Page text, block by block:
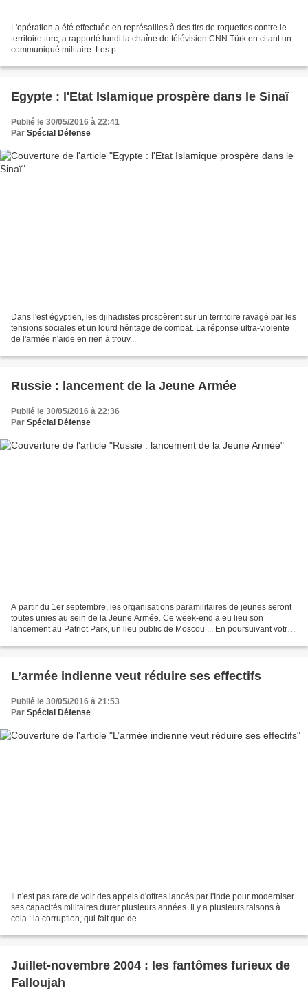
L'opération a été effectuée en représailles à des tirs de roquettes contre le
territoire turc, a rapporté lundi la chaîne de télévision CNN Türk en citant un
communiqué militaire. Les p...
Egypte : l'Etat Islamique prospère dans le Sinaï
Publié le 30/05/2016 à 22:41
Par Spécial Défense
Dans l'est égyptien, les djihadistes prospèrent sur un territoire ravagé par les
tensions sociales et un lourd héritage de combat. La réponse ultra-violente
de l'armée n'aide en rien à trouv...
Russie : lancement de la Jeune Armée
Publié le 30/05/2016 à 22:36
Par Spécial Défense
A partir du 1er septembre, les organisations paramilitaires de jeunes seront
toutes unies au sein de la Jeune Armée. Ce week-end a eu lieu son
lancement au Patriot Park, un lieu public de Moscou ... En poursuivant votre
L’armée indienne veut réduire ses effectifs
Publié le 30/05/2016 à 21:53
Par Spécial Défense
Il n'est pas rare de voir des appels d'offres lancés par l'Inde pour moderniser
ses capacités militaires durer plusieurs années. Il y a plusieurs raisons à
cela : la corruption, qui fait que de...
Juillet-novembre 2004 : les fantômes furieux de
Falloujah